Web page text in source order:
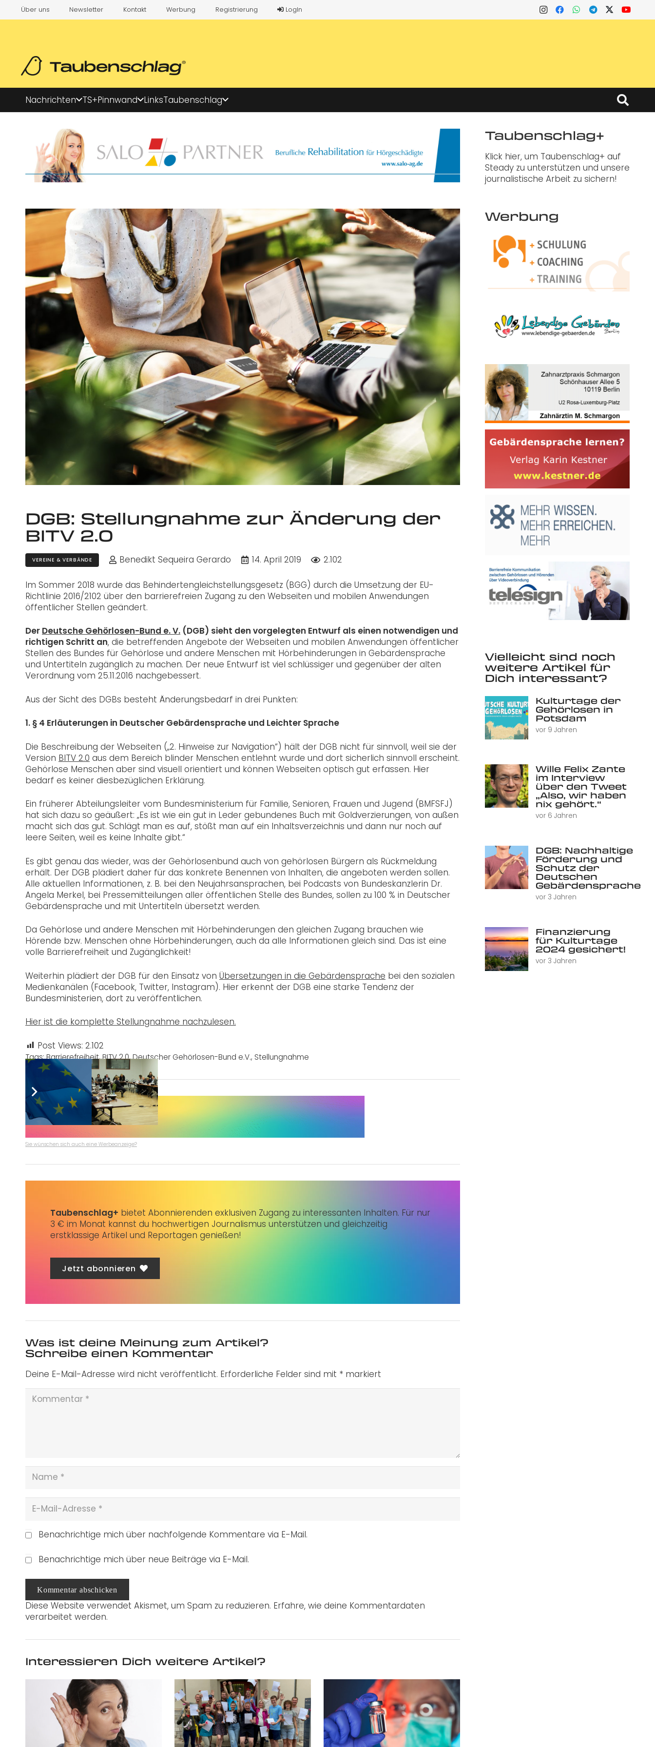
Über uns Newsletter Kontakt Werbung Registrierung LogIn
Nachrichten TS+Pinnwand LinksTaubenschlag
DGB: Stellungnahme zur Änderung der
BITV 2.0
VEREINE & VERBÄNDE Benedikt Sequeira Gerardo 14. April 2019 2.102
Im Sommer 2018 wurde das Behindertengleichstellungsgesetz (BGG) durch die Umsetzung der EU-
Richtlinie 2016/2102 über den barrierefreien Zugang zu den Webseiten und mobilen Anwendungen
öffentlicher Stellen geändert.
Der Deutsche Gehörlosen-Bund e. V. (DGB) sieht den vorgelegten Entwurf als einen notwendigen und
richtigen Schritt an, die betreffenden Angebote der Webseiten und mobilen Anwendungen öffentlicher
Stellen des Bundes für Gehörlose und andere Menschen mit Hörbehinderungen in Gebärdensprache
und Untertiteln zugänglich zu machen. Der neue Entwurf ist viel schlüssiger und gegenüber der alten
Verordnung vom 25.11.2016 nachgebessert.
Aus der Sicht des DGBs besteht Änderungsbedarf in drei Punkten:
1. § 4 Erläuterungen in Deutscher Gebärdensprache und Leichter Sprache
Die Beschreibung der Webseiten („2. Hinweise zur Navigation“) hält der DGB nicht für sinnvoll, weil sie der
Version BITV 2.0 aus dem Bereich blinder Menschen entlehnt wurde und dort sicherlich sinnvoll erscheint.
Gehörlose Menschen aber sind visuell orientiert und können Webseiten optisch gut erfassen. Hier
bedarf es keiner diesbezüglichen Erklärung.
Ein früherer Abteilungsleiter vom Bundesministerium für Familie, Senioren, Frauen und Jugend (BMFSFJ)
hat sich dazu so geäußert: „Es ist wie ein gut in Leder gebundenes Buch mit Goldverzierungen, von außen
macht sich das gut. Schlägt man es auf, stößt man auf ein Inhaltsverzeichnis und dann nur noch auf
leere Seiten, weil es keine Inhalte gibt.“
Es gibt genau das wieder, was der Gehörlosenbund auch von gehörlosen Bürgern als Rückmeldung
erhält. Der DGB plädiert daher für das konkrete Benennen von Inhalten, die angeboten werden sollen.
Alle aktuellen Informationen, z. B. bei den Neujahrsansprachen, bei Podcasts von Bundeskanzlerin Dr.
Angela Merkel, bei Pressemitteilungen aller öffentlichen Stelle des Bundes, sollen zu 100 % in Deutscher
Gebärdensprache und mit Untertiteln übersetzt werden.
Da Gehörlose und andere Menschen mit Hörbehinderungen den gleichen Zugang brauchen wie
Hörende bzw. Menschen ohne Hörbehinderungen, auch da alle Informationen gleich sind. Das ist eine
volle Barrierefreiheit und Zugänglichkeit!
Weiterhin plädiert der DGB für den Einsatz von Übersetzungen in die Gebärdensprache bei den sozialen
Medienkanälen (Facebook, Twitter, Instagram). Hier erkennt der DGB eine starke Tendenz der
Bundesministerien, dort zu veröffentlichen.
Hier ist die komplette Stellungnahme nachzulesen.
Post Views: 2.102
Tags:Barrierefreiheit,BITV 2.0,Deutscher Gehörlosen-Bund e.V., Stellungnahme
Sie wünschen sich auch eine Werbeanzeige?
Taubenschlag+ bietet Abonnierenden exklusiven Zugang zu interessanten Inhalten. Für nur
3 € im Monat kannst du hochwertigen Journalismus unterstützen und gleichzeitig
erstklassige Artikel und Reportagen genießen!
Jetzt abonnieren
Was ist deine Meinung zum Artikel?
Schreibe einen Kommentar
Deine E-Mail-Adresse wird nicht veröffentlicht. Erforderliche Felder sind mit * markiert
Benachrichtige mich über nachfolgende Kommentare via E-Mail.
Benachrichtige mich über neue Beiträge via E-Mail.
Kommentar abschicken
Diese Website verwendet Akismet, um Spam zu reduzieren. Erfahre, wie deine Kommentardaten
verarbeitet werden.
Interessieren Dich weitere Artikel?
Taubenschlag+
Klick hier, um Taubenschlag+ auf
Steady zu unterstützen und unsere
journalistische Arbeit zu sichern!
Werbung
Vielleicht sind noch
weitere Artikel für
Dich interessant?
Kulturtage der
Gehörlosen in
Potsdam
vor 9 Jahren
Wille Felix Zante
im Interview
über den Tweet
„Also, wir haben
nix gehört.“
vor 6 Jahren
DGB: Nachhaltige
Förderung und
Schutz der
Deutschen
Gebärdensprache
vor 3 Jahren
Finanzierung
für Kulturtage
2024 gesichert!
vor 3 Jahren